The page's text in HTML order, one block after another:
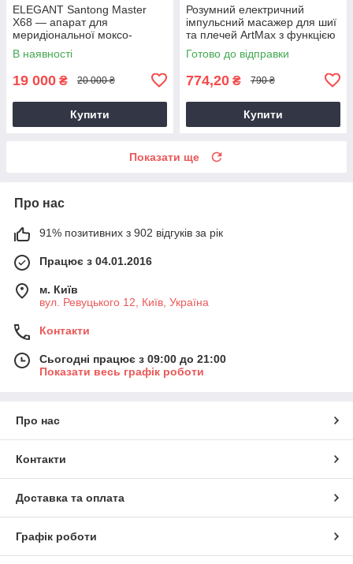
ELEGANT Santong Master
X68 — апарат для
меридіональної моксо-
терапії та масажу всього тіла,
біомікроелектричний
В наявності
19 000 ₴ 20 000 ₴
Купити
Розумний електричний
імпульсний масажер для шиї
та плечей ArtMax з функцією
нагрівання й USB
заряджанням
Готово до відправки
774,20 ₴ 790 ₴
Купити
Показати ще
Про нас
91% позитивних з 902 відгуків за рік
Працює з 04.01.2016
м. Київ
вул. Ревуцького 12, Київ, Україна
Контакти
Сьогодні працює з 09:00 до 21:00
Показати весь графік роботи
Про нас
Контакти
Доставка та оплата
Графік роботи